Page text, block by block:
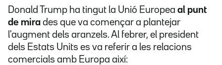
Donald Trump ha tingut la Unió Europea al punt
de mira des que va començar a plantejar
l'augment dels aranzels. Al febrer, el president
dels Estats Units es va referir a les relacions
comercials amb Europa així: